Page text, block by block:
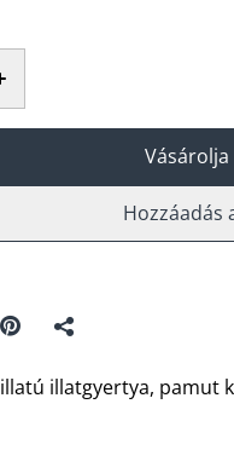
Hozzáadás
illatgyertya, pamut